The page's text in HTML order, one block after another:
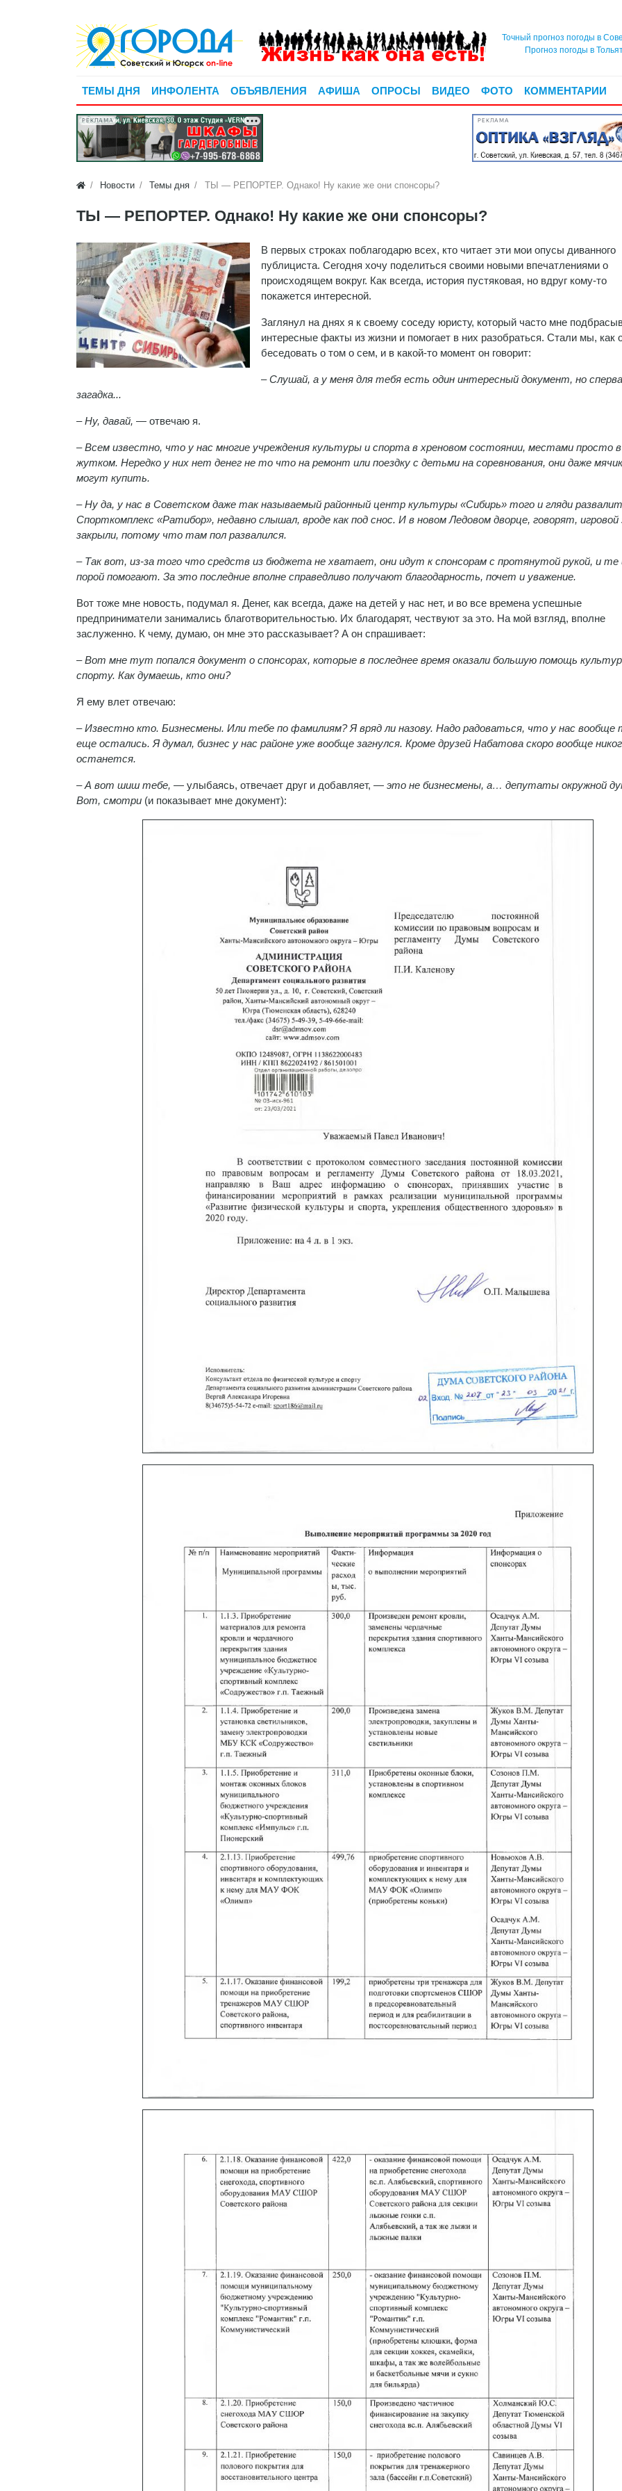
Точный прогноз погоды в
Прогноз погоды в
ТЕМЫ ДНЯ ИНФОЛЕНТА ОБЪЯВЛЕНИЯ АФИША ОПРОСЫ ВИДЕО ФОТО КОММЕНТАРИИ
РЕКЛАМА РЕКЛАМА
Новости Темы дня ТЫ — РЕПОРТЕР. Однако! Ну какие же они спонсоры?
ТЫ — РЕПОРТЕР. Однако! Ну какие же они спонсоры?
В первых строках поблагодарю всех, кто читает эти мои опусы диванного
публициста. Сегодня хочу поделиться своими новыми впечатлениями о
происходящем вокруг. Как всегда, история пустяковая, но вдруг кому-то
покажется интересной.
Заглянул на днях я к своему соседу юристу, который часто мне
интересные факты из жизни и помогает в них разобраться. Стали мы, как
беседовать о том о сем, и в какой-то момент он говорит:
–Слушай, а у меня для тебя есть один интересный документ, но сперва
загадка...
–Ну, давай, — отвечаю я.
–Всем известно, что у нас многие учреждения культуры и спорта в хреновом состоянии, местами просто в
жутком. Нередко у них нет денег не то что на ремонт или поездку с детьми на соревнования, они даже
могут купить.
–Ну да, у нас в Советском даже так называемый районный центр культуры «Сибирь» того и гляди
Спорткомплекс «Ратибор», недавно слышал, вроде как под снос. И в новом Ледовом дворце, говорят, игровой
закрыли, потому что там пол развалился.
– Так вот, из-за того что средств из бюджета не хватает, они идут к спонсорам с протянутой рукой, и те
порой помогают. За это последние вполне справедливо получают благодарность, почет и уважение.
Вот тоже мне новость, подумал я. Денег, как всегда, даже на детей у нас нет, и во все времена успешные
предприниматели занимались благотворительностью. Их благодарят, чествуют за это. На мой взгляд, вполне
заслуженно. К чему, думаю, он мне это рассказывает? А он спрашивает:
– Вот мне тут попался документ о спонсорах, которые в последнее время оказали большую помощь
спорту. Как думаешь, кто они?
Я ему влет отвечаю:
– Известно кто. Бизнесмены. Или тебе по фамилиям? Я вряд ли назову. Надо радоваться, что у нас вообще
еще остались. Я думал, бизнес у нас районе уже вообще загнулся. Кроме друзей Набатова скоро вообще
останется.
– А вот шиш тебе, — улыбаясь, отвечает друг и добавляет, — это не бизнесмены, а… депутаты окружной
Вот, смотри (и показывает мне документ):